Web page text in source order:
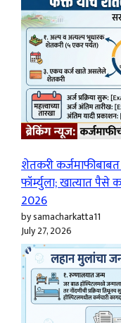
शेतकरी कर्जमाफीबाबत
फॉर्म्युला; खात्यात
2026
by samacharkatta11
July 27, 2026